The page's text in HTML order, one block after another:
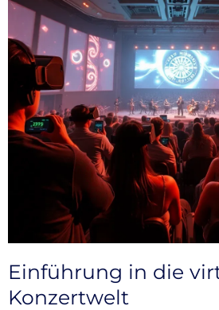
Einführung in die
Konzertwelt